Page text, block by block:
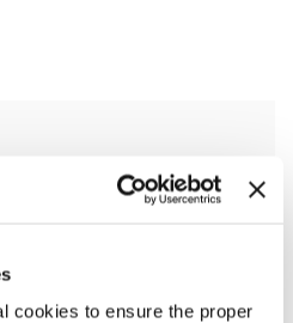
cookies to ensure the proper